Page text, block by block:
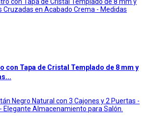
con Tapa de Cristal Templado de 8 mm y